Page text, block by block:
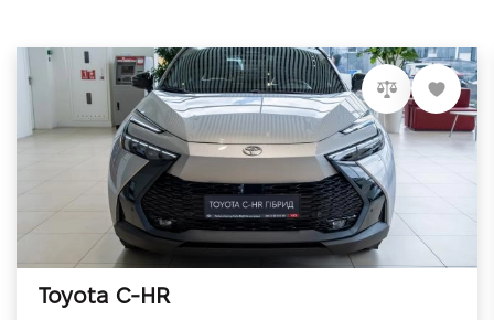
Toyota C-HR